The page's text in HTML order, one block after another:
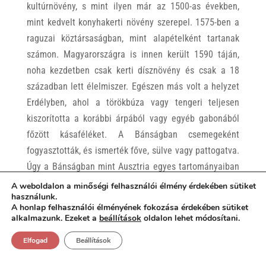
kultúrnövény, s mint ilyen már az 1500-as években,
mint kedvelt konyhakerti növény szerepel. 1575-ben a
raguzai köztársaságban, mint alapételként tartanak
számon. Magyarországra is innen került 1590 táján,
noha kezdetben csak kerti dísznövény és csak a 18
században lett élelmiszer. Egészen más volt a helyzet
Erdélyben, ahol a törökbúza vagy tengeri teljesen
kiszorította a korábbi árpából vagy egyéb gabonából
főzött kásaféléket. A Bánságban csemegeként
fogyasztották, és ismerték főve, sülve vagy pattogatva.
Úgy a Bánságban mint Ausztria egyes tartományaiban
szívesebben hívták Kukuruz-nak mint Mais-nak,
ahogyan a németek nevezték. Ebből magyarosodott
aztán a kukorica. De az sem lehetetlen, hogy az
osztrákok is csak a török kokoroz szót vették át, hiszen
köztudott hogy a kukorica török közvetítéssel
A weboldalon a minőségi felhasználói élmény érdekében sütiket
használunk.
A honlap felhasználói élményének fokozása érdekében sütiket
alkalmazunk. Ezeket a beállítások oldalon lehet módosítani.
Elfogad Beállítások